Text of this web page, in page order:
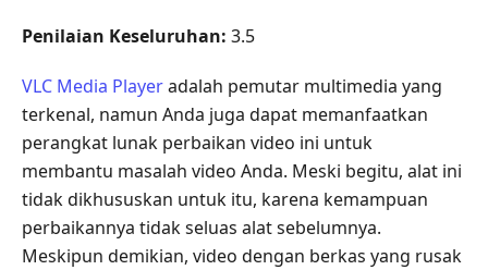
Penilaian Keseluruhan: 3.5
VLC Media Playeradalah pemutar multimedia yang
terkenal, namun Anda juga dapat memanfaatkan
perangkat lunak perbaikan video ini untuk
membantu masalah video Anda. Meski begitu, alat ini
tidak dikhususkan untuk itu, karena kemampuan
perbaikannya tidak seluas alat sebelumnya.
Meskipun demikian, video dengan berkas yang rusak